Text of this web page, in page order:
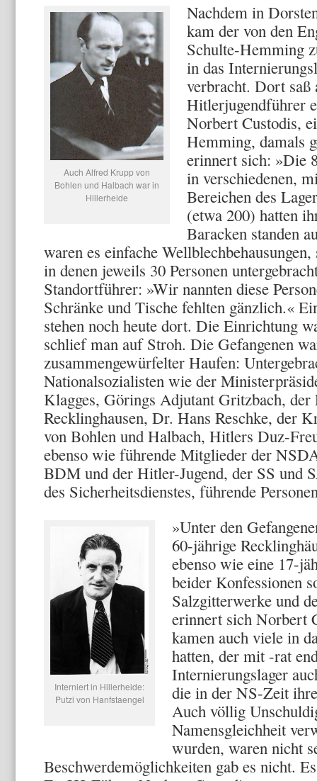
Auch Alfred Krupp von
Bohlen und Halbach war in
Hillerheide
Nachdem in
kam der von den
Schulte-Hemming
in das
verbracht. Dort saß
Hitlerjugendführer
Norbert Custodis,
Hemming, damals
erinnert sich: »Die
in verschiedenen,
Bereichen des
(etwa 200) hatten
Baracken standen
waren es einfache
in denen jeweils 30 Personen
Standortführer: »Wir nannten diese
Schränke und Tische fehlten gänzlich.«
stehen noch heute dort. Die Einrichtung
schlief man auf Stroh. Die Gefangenen
zusammengewürfelter Haufen:
Nationalsoziali­sten wie der
Klagges, Görings Adjutant Gritzbach, der
Recklinghausen, Dr. Hans Reschke, der
von Bohlen und Halbach, Hitlers Duz-
ebenso wie führende Mitglieder der
BDM und der Hitler-Ju­gend, der SS und
des Sicherheitsdienstes, führende
Interniert in Hillerheide:
Putzi von Hanfstaengel
»Unter den
60-jährige
ebenso wie eine 17-
beider Konfessionen
Salzgitterwerke und
erinnert sich Norbert
kamen auch viele in
hatten, der mit -rat
Internierungslager
die in der NS-Zeit
Auch völlig
Namensgleich­heit
wurden, waren nicht
Beschwerdemöglichkeiten gab es nicht.